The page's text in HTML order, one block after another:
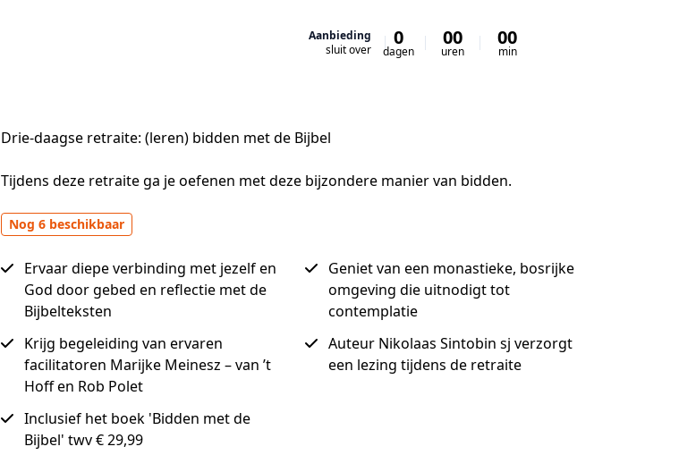
Aanbieding
sluit over
0
dagen
00
uren
00
min
Drie-daagse retraite: (leren) bidden met de Bijbel
Tijdens deze retraite ga je oefenen met deze bijzondere manier van bidden.
Nog 6 beschikbaar
Ervaar diepe verbinding met jezelf en
God door gebed en reflectie met de
Bijbelteksten
Geniet van een monastieke, bosrijke
omgeving die uitnodigt tot
contemplatie
Krijg begeleiding van ervaren
facilitatoren Marijke Meinesz – van ’t
Hoff en Rob Polet
Auteur Nikolaas Sintobin sj verzorgt
een lezing tijdens de retraite
Inclusief het boek 'Bidden met de
Bijbel' twv € 29,99